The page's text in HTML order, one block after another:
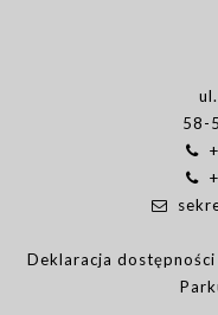
58-
Deklaracja